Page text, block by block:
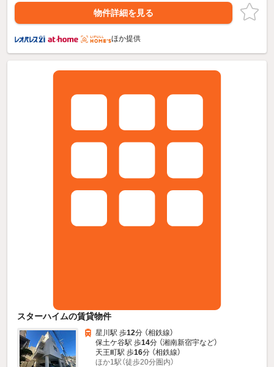
物件詳細を見る
ほか提供
スターハイムの賃貸物件
星川駅 歩12分 （相鉄線）
保土ケ谷駅 歩14分 （湘南新宿宇など）
天王町駅 歩16分 （相鉄線）
ほか1駅（徒歩20分圏内）